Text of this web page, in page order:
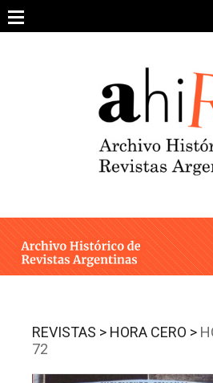
ARCHIVO DE REVISTAS
ESTUDIOS CRÍTICOS
INTEGRANTES
CONTACTO
REVISTAS > HORA CERO >
72